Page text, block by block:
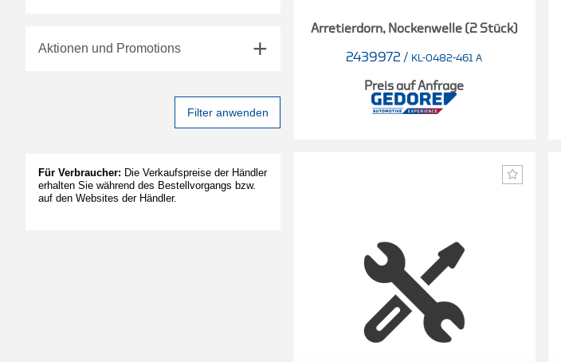
Aktionen und Promotions
Filter anwenden
Für Verbraucher: Die Verkaufspreise der Händler
erhalten Sie während des Bestellvorgangs bzw.
auf den Websites der Händler.
Arretierdorn, Nockenwelle (2 Stück)
2439972 / KL-0482-461 A
Preis auf Anfrage